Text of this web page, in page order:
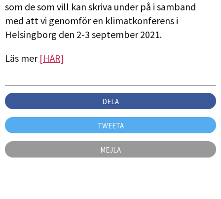
som de som vill kan skriva under på i samband
med att vi genomför en klimatkonferens i
Helsingborg den 2-3 september 2021.
Läs mer [HÄR]
DELA
TWEETA
MEJLA